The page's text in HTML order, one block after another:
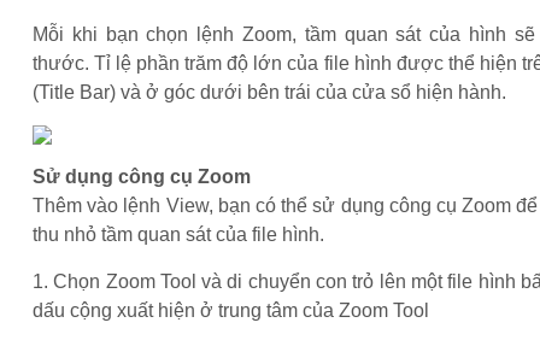
Mỗi khi bạn chọn lệnh Zoom, tầm quan sát của hình
thước. Tỉ lệ phần trăm độ lớn của file hình được thể hiện
(Title Bar) và ở góc dưới bên trái của cửa sổ hiện hành.
Sử dụng công cụ Zoom
Thêm vào lệnh View, bạn có thể sử dụng công cụ Zoom
thu nhỏ tầm quan sát của file hình.
1. Chọn Zoom Tool và di chuyển con trỏ lên một file hình
dấu cộng xuất hiện ở trung tâm của Zoom Tool